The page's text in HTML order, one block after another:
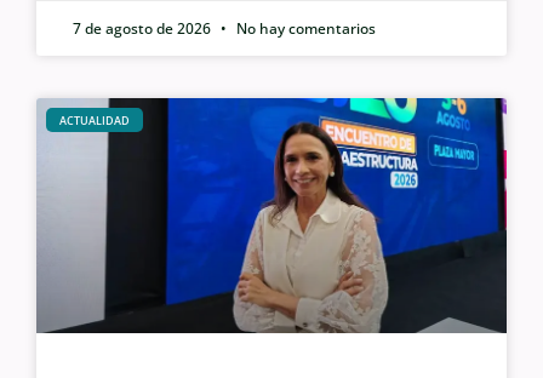
7 de agosto de 2026
No hay comentarios
ACTUALIDAD